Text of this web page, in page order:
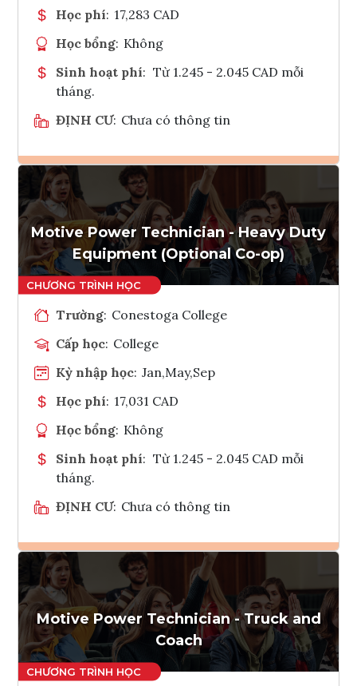
Học phí: 17,283 CAD
Học bổng: Không
Sinh hoạt phí: Từ 1.245 - 2.045 CAD mỗi
tháng.
ĐỊNH CƯ: Chưa có thông tin
Ghi danh
Tham vấn Interlink
Motive Power Technician - Heavy Duty
Equipment (Optional Co-op)
Trường: Conestoga College
Cấp học: College
Kỳ nhập học: Jan,May,Sep
Học phí: 17,031 CAD
Học bổng: Không
Sinh hoạt phí: Từ 1.245 - 2.045 CAD mỗi
tháng.
ĐỊNH CƯ: Chưa có thông tin
Ghi danh
Tham vấn Interlink
Motive Power Technician - Truck and
Coach